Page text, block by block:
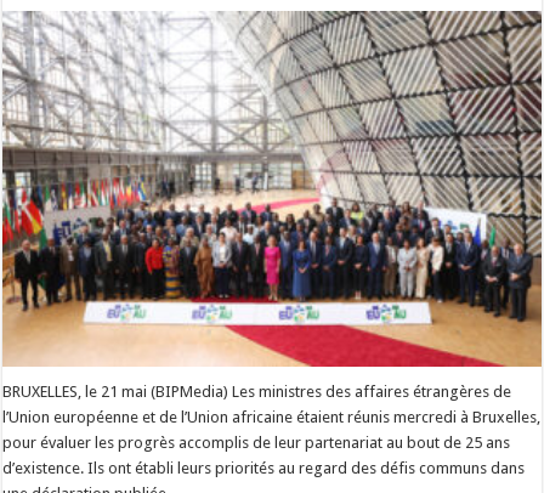
BRUXELLES, le 21 mai (BIPMedia) Les ministres des affaires étrangères de
l’Union européenne et de l’Union africaine étaient réunis mercredi à Bruxelles,
pour évaluer les progrès accomplis de leur partenariat au bout de 25 ans
d’existence. Ils ont établi leurs priorités au regard des défis communs dans